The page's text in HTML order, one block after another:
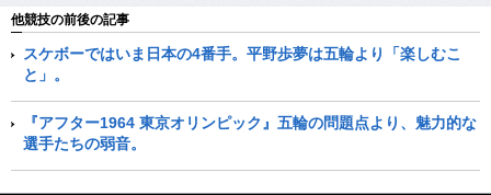
他競技の前後の記事
スケボーではいま日本の4番手。平野歩夢は五輪より「楽しむこ
と」。
『アフター1964 東京オリンピック』五輪の問題点より、魅力的な
選手たちの弱音。